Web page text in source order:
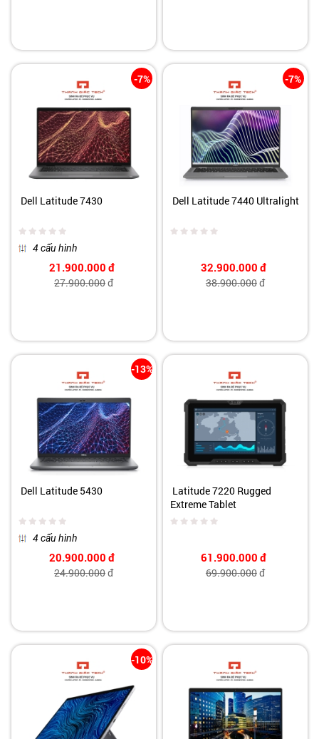
-7%
Dell Latitude 7430
4 cấu hình
21.900.000 đ
27.900.000đ
-7%
Dell Latitude 7440 Ultralight
32.900.000 đ
38.900.000đ
-13%
Dell Latitude 5430
4 cấu hình
20.900.000 đ
24.900.000đ
Latitude 7220 Rugged
Extreme Tablet
61.900.000 đ
69.900.000đ
-10%